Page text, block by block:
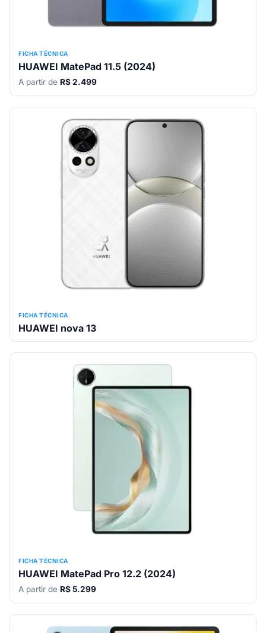
FICHA TÉCNICA
HUAWEI MatePad 11.5 (2024)
A partir de R$ 2.499
FICHA TÉCNICA
HUAWEI nova 13
FICHA TÉCNICA
HUAWEI MatePad Pro 12.2 (2024)
A partir de R$ 5.299